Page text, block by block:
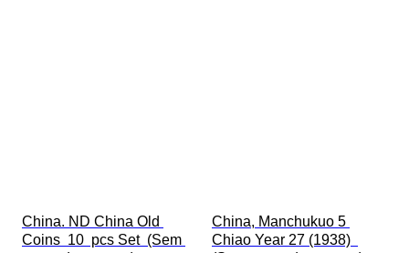
China. ND China Old
Coins  10  pcs Set  (Sem
China, Manchukuo 5
Chiao Year 27 (1938)